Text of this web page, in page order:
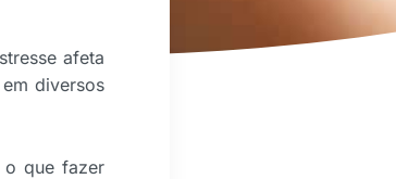
afeta
diversos
o que fazer